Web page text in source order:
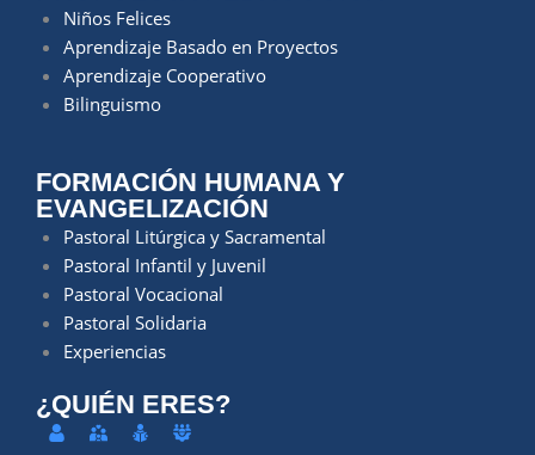
Niños Felices
Aprendizaje Basado en Proyectos
Aprendizaje Cooperativo
Bilinguismo
FORMACIÓN HUMANA Y
EVANGELIZACIÓN
Pastoral Litúrgica y Sacramental
Pastoral Infantil y Juvenil
Pastoral Vocacional
Pastoral Solidaria
Experiencias
¿QUIÉN ERES?